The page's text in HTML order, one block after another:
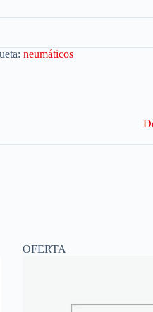
neumáticos
OFERTA